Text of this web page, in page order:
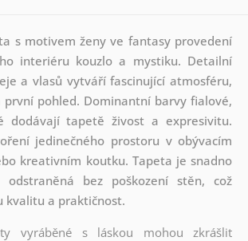
s motivem ženy ve fantasy provedení
interiéru kouzlo a mystiku. Detailní
a vlasů vytváří fascinující atmosféru,
pohled. Dominantní barvy fialové,
dodávají tapetě živost a expresivitu.
jedinečného prostoru v obývacím
kreativním koutku. Tapeta je snadno
odstraněná bez poškození stěn, což
kvalitu a praktičnost.
vyráběné s láskou mohou zkrášlit